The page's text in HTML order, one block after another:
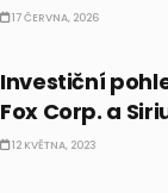
17 ČERVNA, 2026
Investiční
Fox Corp. a
12 KVĚTNA, 2023